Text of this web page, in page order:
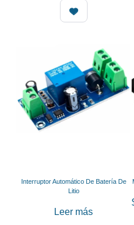
se
Interruptor Automático De Batería De
Litio
Leer más